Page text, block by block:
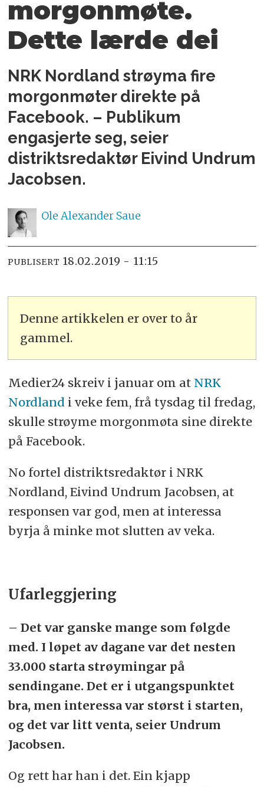
morgonmøte.
Dette lærde dei
NRK Nordland strøyma fire
morgonmøter direkte på
Facebook. – Publikum
engasjerte seg, seier
distriktsredaktør Eivind Undrum
Jacobsen.
Ole Alexander Saue
PUBLISERT 18.02.2019 - 11:15
Denne artikkelen er over to år
gammel.
Medier24 skreiv i januar om at NRK
Nordland i veke fem, frå tysdag til fredag,
skulle strøyme morgonmøta sine direkte
på Facebook.
No fortel distriktsredaktør i NRK
Nordland, Eivind Undrum Jacobsen, at
responsen var god, men at interessa
byrja å minke mot slutten av veka.
Ufarleggjering
– Det var ganske mange som følgde
med. I løpet av dagane var det nesten
33.000 starta strøymingar på
sendingane. Det er i utgangspunktet
bra, men interessa var størst i starten,
og det var litt venta, seier Undrum
Jacobsen.
Og rett har han i det. Ein kjapp